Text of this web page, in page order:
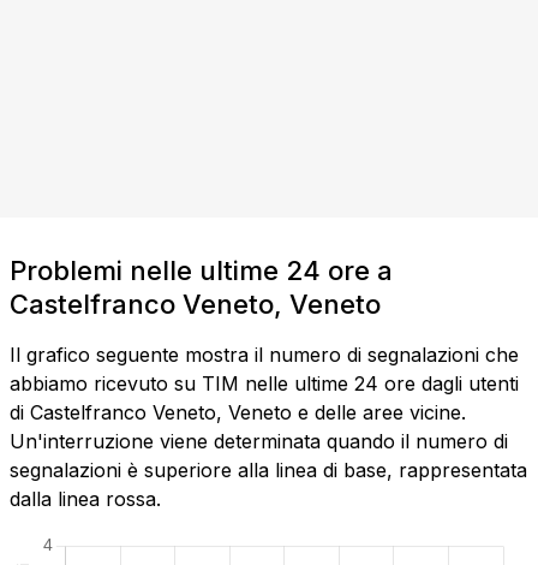
Problemi nelle ultime 24 ore a
Castelfranco Veneto, Veneto
Il grafico seguente mostra il numero di segnalazioni che
abbiamo ricevuto su TIM nelle ultime 24 ore dagli utenti
di Castelfranco Veneto, Veneto e delle aree vicine.
Un'interruzione viene determinata quando il numero di
segnalazioni è superiore alla linea di base, rappresentata
dalla linea rossa.